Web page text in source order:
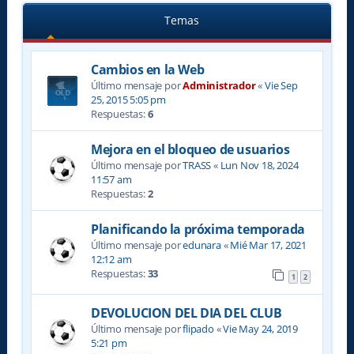
Temas
Cambios en la Web
Último mensaje porAdministrador«Vie Sep
25, 2015 5:05 pm
Respuestas:6
Mejora en el bloqueo de usuarios
Último mensaje porTRASS« Lun Nov 18, 2024
11:57 am
Respuestas:2
Planificando la próxima temporada
Último mensaje poredunara«Mié Mar 17, 2021
12:12 am
Respuestas:33 1 2
DEVOLUCION DEL DIA DEL CLUB
Último mensaje porflipado «Vie May 24, 2019
5:21 pm